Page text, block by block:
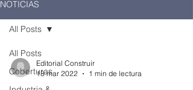
NOTICIAS
All Posts
Coberturas
All Posts
Editorial Construir
18 mar 2022
1 min de lectura